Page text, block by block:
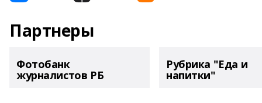
Партнеры
Фотобанк
журналистов РБ
Рубрика "Еда и
напитки"